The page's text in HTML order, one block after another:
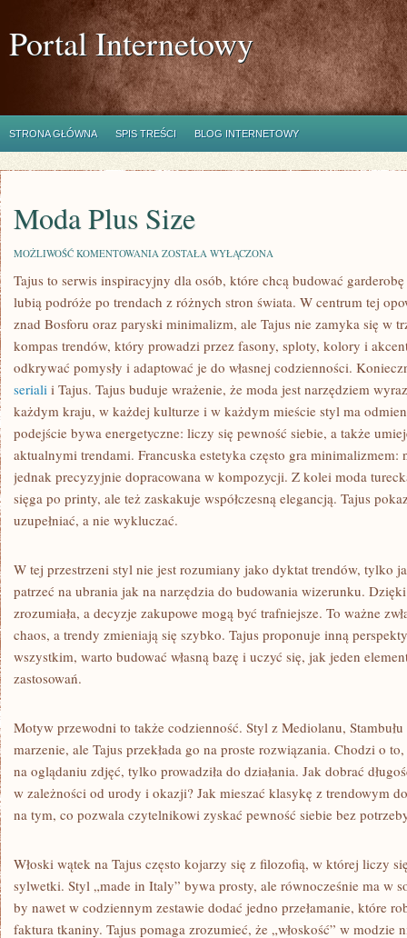
Portal Internetowy
STRONA GŁÓWNA SPIS TREŚCI BLOG INTERNETOWY
Moda Plus Size
MOŻLIWOŚĆ KOMENTOWANIA MODA
SIZE
ZOSTAŁA WYŁĄCZONA
Tajus to serwis inspiracyjny dla osób, które chcą budować
lubią podróże po trendach z różnych stron świata. W centrum tej
znad Bosforu oraz paryski minimalizm, ale Tajus nie zamyka się w
kompas trendów, który prowadzi przez fasony, sploty, kolory i
odkrywać pomysły i adaptować je do własnej codzienności.
seriali i Tajus. Tajus buduje wrażenie, że moda jest narzędziem
każdym kraju, w każdej kulturze i w każdym mieście styl ma
podejście bywa energetyczne: liczy się pewność siebie, a także
aktualnymi trendami. Francuska estetyka często gra minimalizmem:
jednak precyzyjnie dopracowana w kompozycji. Z kolei moda
sięga po printy, ale też zaskakuje współczesną elegancją. Tajus
uzupełniać, a nie wykluczać.
W tej przestrzeni styl nie jest rozumiany jako dyktat trendów, tylko
patrzeć na ubrania jak na narzędzia do budowania wizerunku.
zrozumiała, a decyzje zakupowe mogą być trafniejsze. To ważne
chaos, a trendy zmieniają się szybko. Tajus proponuje inną
wszystkim, warto budować własną bazę i uczyć się, jak jeden
zastosowań.
Motyw przewodni to także codzienność. Styl z Mediolanu,
marzenie, ale Tajus przekłada go na proste rozwiązania. Chodzi o
na oglądaniu zdjęć, tylko prowadziła do działania. Jak dobrać
w zależności od urody i okazji? Jak mieszać klasykę z trendowym
na tym, co pozwala czytelnikowi zyskać pewność siebie bez
Włoski wątek na Tajus często kojarzy się z filozofią, w której liczy
sylwetki. Styl „made in Italy” bywa prosty, ale równocześnie ma w
by nawet w codziennym zestawie dodać jedno przełamanie, które
faktura tkaniny. Tajus pomaga zrozumieć, że „włoskość” w modzie